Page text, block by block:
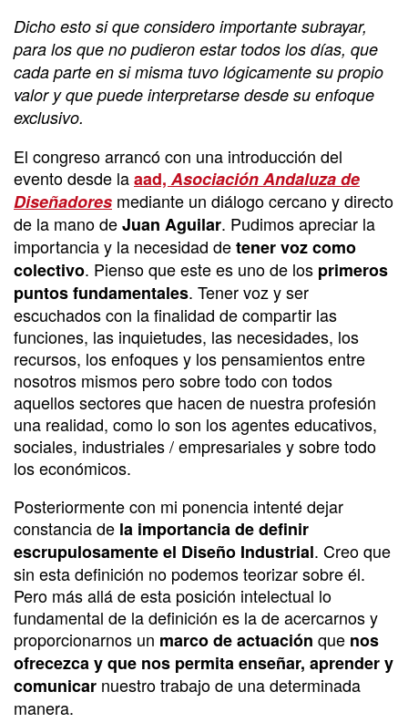
Dicho esto si que considero importante subrayar,
para los que no pudieron estar todos los días, que
cada parte en si misma tuvo lógicamente su propio
valor y que puede interpretarse desde su enfoque
exclusivo.
El congreso arrancó con una introducción del
evento desde laaad, Asociación Andaluza de
Diseñadores mediante un diálogo cercano y directo
de la mano deJuan Aguilar. Pudimos apreciar la
importancia y la necesidad detener voz como
colectivo. Pienso que este es uno de los primeros
puntos fundamentales. Tener voz y ser
escuchados con la finalidad de compartir las
funciones, las inquietudes, las necesidades, los
recursos, los enfoques y los pensamientos entre
nosotros mismos pero sobre todo con todos
aquellos sectores que hacen de nuestra profesión
una realidad, como lo son los agentes educativos,
sociales, industriales / empresariales y sobre todo
los económicos.
Posteriormente con mi ponencia intenté dejar
constancia de la importancia de definir
escrupulosamente el Diseño Industrial. Creo que
sin esta definición no podemos teorizar sobre él.
Pero más allá de esta posición intelectual lo
fundamental de la definición es la de acercarnos y
proporcionarnos un marco de actuación que nos
ofrecezca y que nos permita enseñar, aprender y
comunicar nuestro trabajo de una determinada
manera.